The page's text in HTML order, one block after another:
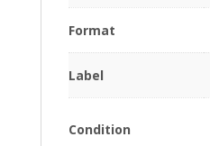
Format
Label
Condition